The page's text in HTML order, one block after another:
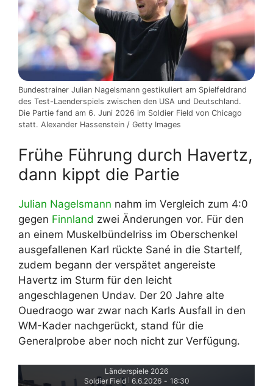
Bundestrainer Julian Nagelsmann gestikuliert am Spielfeldrand
des Test-Laenderspiels zwischen den USA und Deutschland.
Die Partie fand am 6. Juni 2026 im Soldier Field von Chicago
statt. Alexander Hassenstein / Getty Images
Frühe Führung durch Havertz,
dann kippt die Partie
Julian Nagelsmann nahm im Vergleich zum 4:0
gegen Finnland zwei Änderungen vor. Für den
an einem Muskelbündelriss im Oberschenkel
ausgefallenen Karl rückte Sané in die Startelf,
zudem begann der verspätet angereiste
Havertz im Sturm für den leicht
angeschlagenen Undav. Der 20 Jahre alte
Ouedraogo war zwar nach Karls Ausfall in den
WM-Kader nachgerückt, stand für die
Generalprobe aber noch nicht zur Verfügung.
Länderspiele 2026
Soldier Field
6.6.2026 - 18:30